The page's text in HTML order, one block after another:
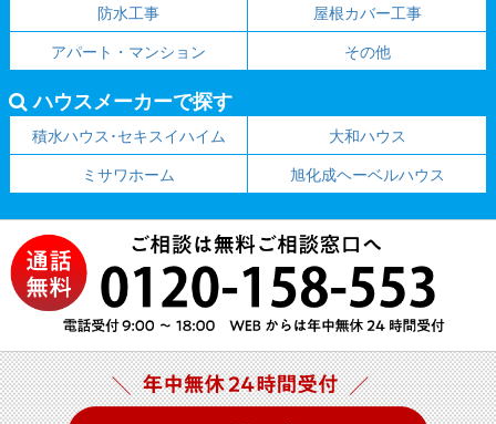
防水工事
屋根カバー工事
アパート・マンション
その他
ハウスメーカーで探す
積水ハウス･セキスイハイム
大和ハウス
ミサワホーム
旭化成ヘーベルハウス